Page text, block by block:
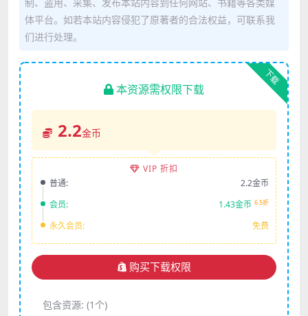
体平台。如若本站内容侵犯了原著者的合法权益，可联系我
们进行处理。
下载
本资源需权限下载
2.2金币
VIP 折扣
普通:
2.2金币
会员:
1.43金币 6.5折
永久会员: 免费
购买下载权限
包含资源: (1个)